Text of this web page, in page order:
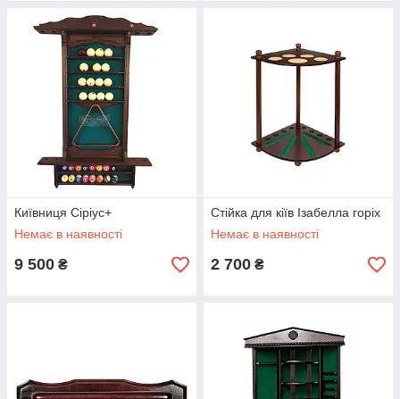
Київниця Сіріус+
Немає в наявності
9 500 ₴
Стійка для кіїв Ізабелла горіх
Немає в наявності
2 700 ₴